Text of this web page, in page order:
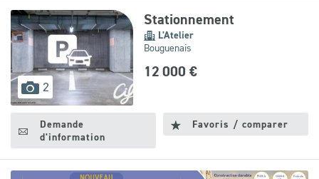
2 images
disponibles
Stationnement
L'Atelier
Bouguenais
12 000 €
Demande
d'information
Favoris / comparer